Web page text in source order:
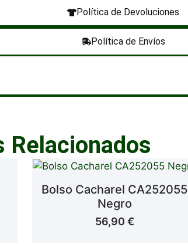
Política de Devoluciones
Política de Envíos
Relacionados
Bolso Cacharel CA252055
Negro
56,90 €